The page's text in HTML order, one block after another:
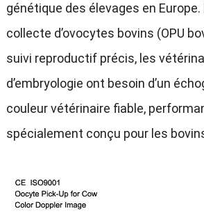
génétique des élevages en
collecte d’ovocytes bovins (OPU
suivi reproductif précis, les
d’embryologie ont besoin d’un
couleur vétérinaire fiable,
spécialement conçu pour les